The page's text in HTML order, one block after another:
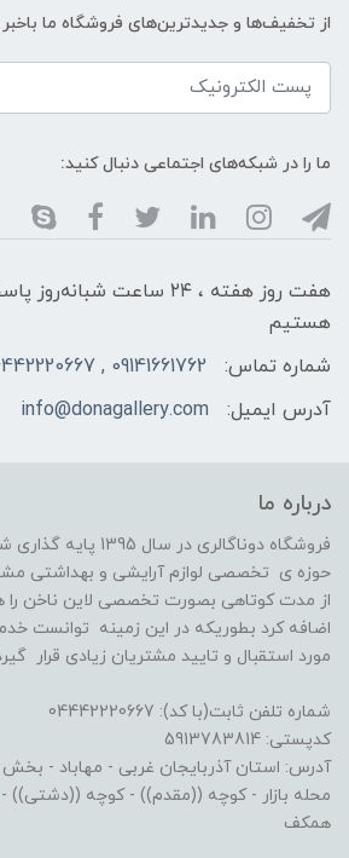
از تخفیف‌ها و جدیدترین‌های فروشگاه ما
ما را در شبکه‌های اجتماعی دنبال کنید:
هفت روز هفته ، ۲۴ ساعت
هستیم
شماره تماس:
09141661762 , 04442220667
آدرس ایمیل:
info@donagallery.com
درباره ما
فروشگاه دوناگالری در
حوزه ی تخصصی لوازم آرایشی و بهداشتی
از مدت کوتاهی بصورت تخصصی لاین ناخن
اضافه کرد بطوریکه در این زمینه توانست
مورد استقبال و تایید مشتریان زیادی قرار
شماره تلفن ثابت(با کد): 04442220667
کدپستی: 5913783814
آدرس: استان آذربایجان غربی - مهاباد -
همکف